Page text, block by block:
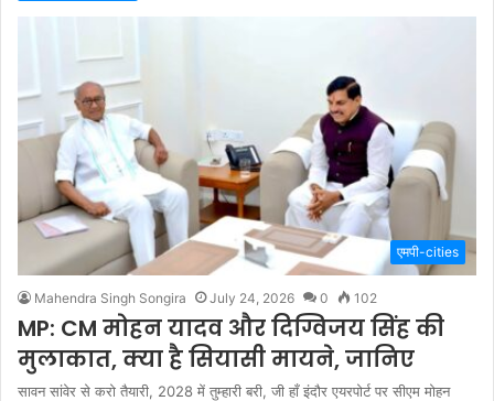
एमपी-cities
Mahendra Singh Songira July 24, 2026 0 102
MP: CM मोहन यादव और दिग्विजय सिंह की
मुलाकात, क्या है सियासी मायने, जानिए
सावन सांवेर से करो तैयारी, 2028 में तुम्हारी बरी, जी हाँ इंदौर एयरपोर्ट पर सीएम मोहन